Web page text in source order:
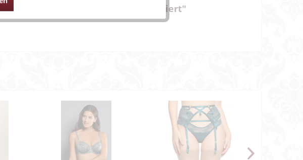
I Do” Außenträger tief dekolletiert"